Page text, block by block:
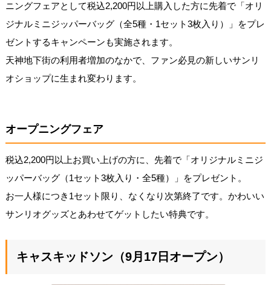
ニングフェアとして税込2,200円以上購入した方に先着で「オリ
ジナルミニジッパーバッグ（全5種・1セット3枚入り）」をプレ
ゼントするキャンペーンも実施されます。
天神地下街の利用者増加のなかで、ファン必見の新しいサンリ
オショップに生まれ変わります。
オープニングフェア
税込2,200円以上お買い上げの方に、先着で「オリジナルミニジ
ッパーバッグ（1セット3枚入り・全5種）」をプレゼント。
お一人様につき1セット限り、なくなり次第終了です。かわいい
サンリオグッズとあわせてゲットしたい特典です。
キャスキッドソン（9月17日オープン）